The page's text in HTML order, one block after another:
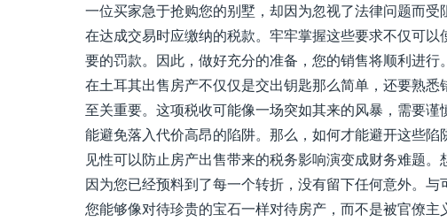
一位买家急于抢购您的别墅，却因为忽视了法律问题而
在达成交易时应缴纳的税款。牢牢掌握这些要求不仅可
要的罚款。因此，做好充分的准备，您的销售将顺利进行。
在土耳其出售房产不仅仅是交出钥匙那么简单，还要熟
至关重要。这项税收可能像一场突如其来的风暴，需要
能避免落入代价高昂的陷阱。那么，如何才能避开这些
见性可以防止房产出售带来的税务影响演变成财务难题
因为您已经预料到了每一个转折，没有留下任何意外。
您能够像对待珍贵的宝石一样对待房产，而不是被官僚